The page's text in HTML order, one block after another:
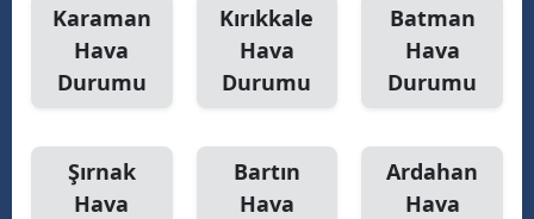
Karaman
Hava
Durumu
Kırıkkale
Hava
Durumu
Batman
Hava
Durumu
Şırnak
Hava
Bartın
Hava
Ardahan
Hava